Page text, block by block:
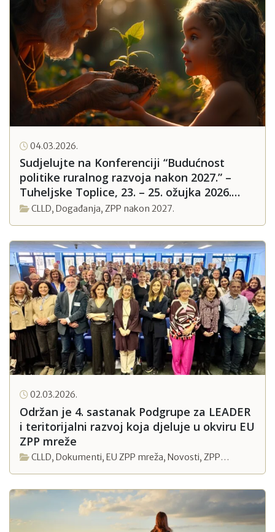
04.03.2026.
Sudjelujte na Konferenciji “Budućnost
politike ruralnog razvoja nakon 2027.” –
Tuheljske Toplice, 23. – 25. ožujka 2026.
godine
CLLD, Događanja, ZPP nakon 2027.
02.03.2026.
Održan je 4. sastanak Podgrupe za LEADER
i teritorijalni razvoj koja djeluje u okviru EU
ZPP mreže
CLLD, Dokumenti, EU ZPP mreža, Novosti, ZPP